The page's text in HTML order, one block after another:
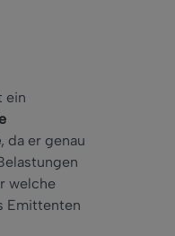
ein
, da er genau
welche
Emittenten